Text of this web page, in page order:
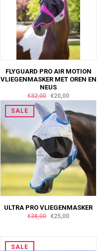
FLYGUARD PRO AIR MOTION
VLIEGENMASKER MET OREN EN
NEUS
€32,00 €20,00
SALE
ULTRA PRO VLIEGENMASKER
€38,00 €25,00
SALE